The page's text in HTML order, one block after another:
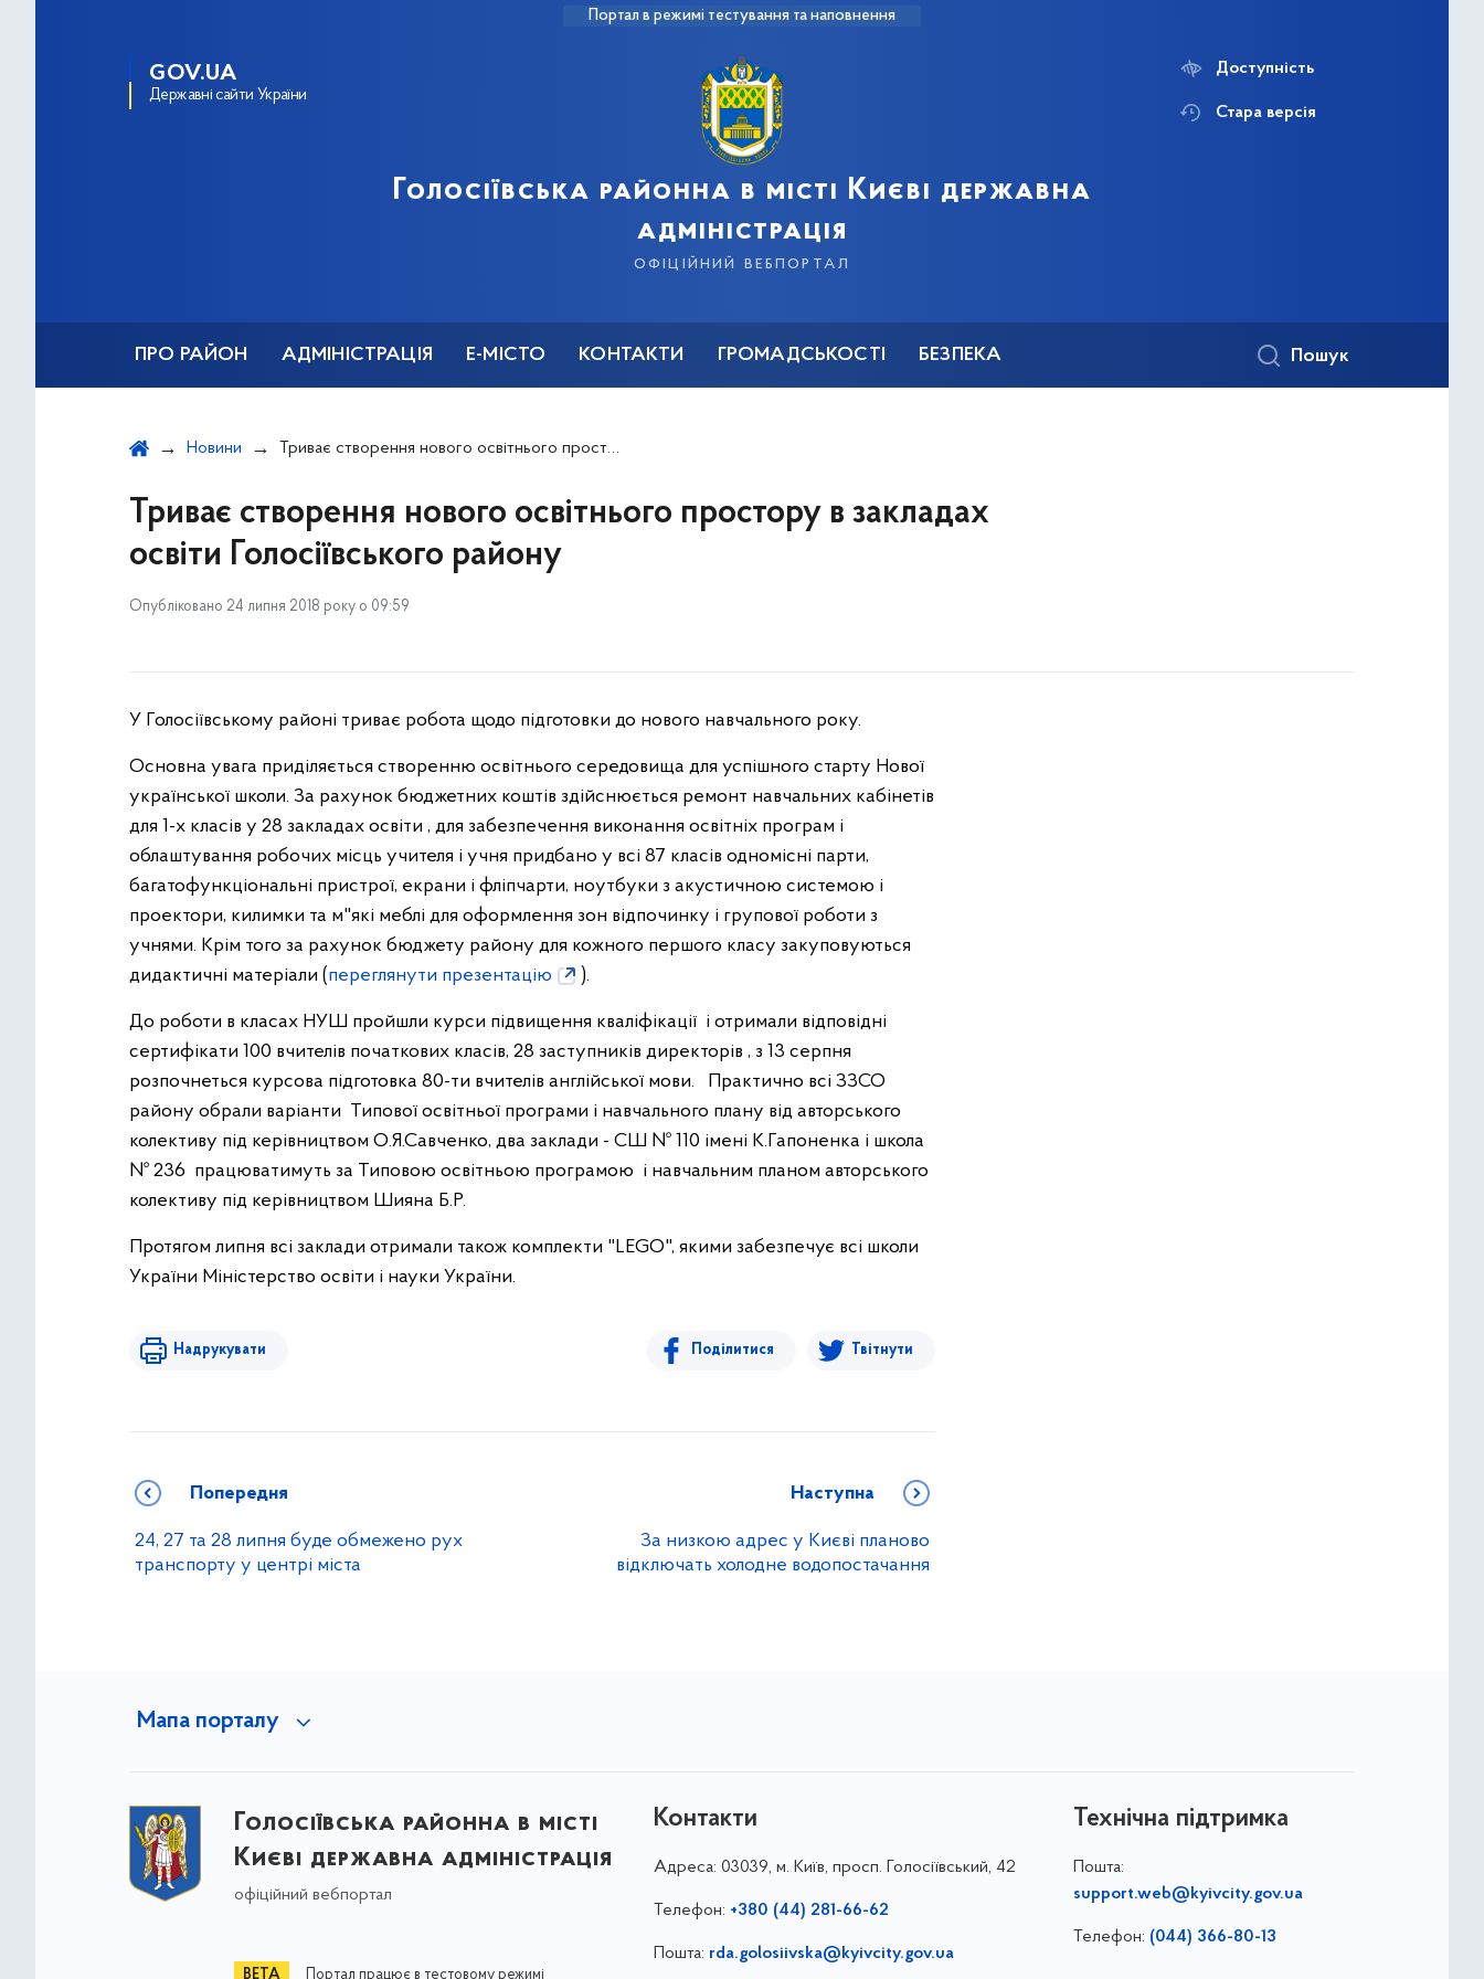
Портал в режимі тестування та наповнення
GOV.UA
Державні сайти України
Голосіївська районна в місті Києві державна
адміністрація
офіційний вебпортал
Доступність
Стара версія
ПРО РАЙОН АДМІНІСТРАЦІЯ Е-МІСТО КОНТАКТИ ГРОМАДСЬКОСТІ БЕЗПЕКА Пошук
Новини Триває створення нового освітнього простору в закладах освіти Голосіївського району
Триває створення нового освітнього простору в закладах
освіти Голосіївського району
Опубліковано 24 липня 2018 року о 09:59
У Голосіївському районі триває робота щодо підготовки до нового навчального року.
Основна увага приділяється створенню освітнього середовища для успішного старту Нової
української школи. За рахунок бюджетних коштів здійснюється ремонт навчальних кабінетів
для 1-х класів у 28 закладах освіти , для забезпечення виконання освітніх програм і
облаштування робочих місць учителя і учня придбано у всі 87 класів одномісні парти,
багатофункціональні пристрої, екрани і фліпчарти, ноутбуки з акустичною системою і
проектори, килимки та м"які меблі для оформлення зон відпочинку і групової роботи з
учнями. Крім того за рахунок бюджету району для кожного першого класу закуповуються
дидактичні матеріали (переглянути презентацію ).
До роботи в класах НУШ пройшли курси підвищення кваліфікації і отримали відповідні
сертифікати 100 вчителів початкових класів, 28 заступників директорів , з 13 серпня
розпочнеться курсова підготовка 80-ти вчителів англійської мови. Практично всі ЗЗСО
району обрали варіанти Типової освітньої програми і навчального плану від авторського
колективу під керівництвом О.Я.Савченко, два заклади - СШ № 110 імені К.Гапоненка і школа
№ 236 працюватимуть за Типовою освітньою програмою і навчальним планом авторського
колективу під керівництвом Шияна Б.Р.
Протягом липня всі заклади отримали також комплекти "LEGO", якими забезпечує всі школи
України Міністерство освіти і науки України.
Надрукувати Поділитися Твітнути
Попередня
24, 27 та 28 липня буде обмежено рух
транспорту у центрі міста
Наступна
За низкою адрес у Києві планово
відключать холодне водопостачання
Мапа порталу
Голосіївська районна в місті
Києві державна адміністрація
офіційний вебпортал
Портал працює в тестовому режимі
Контакти
Адреса: 03039, м. Київ, просп. Голосіївський, 42
Телефон: +380 (44) 281-66-62
Пошта: rda.golosiivska@kyivcity.gov.ua
Технічна підтримка
Пошта:
support.web@kyivcity.gov.ua
Телефон: (044) 366-80-13